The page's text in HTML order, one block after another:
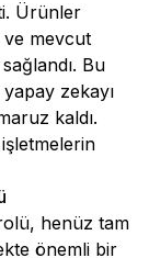
Ürünler
mevcut
Bu
zekayı
kaldı.
henüz tam
önemli bir